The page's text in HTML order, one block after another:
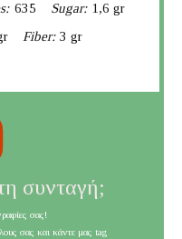
635 Sugar: 1,6 gr
Fiber: 3 gr
συνταγή;
σας!
σας και κάντε μας tag